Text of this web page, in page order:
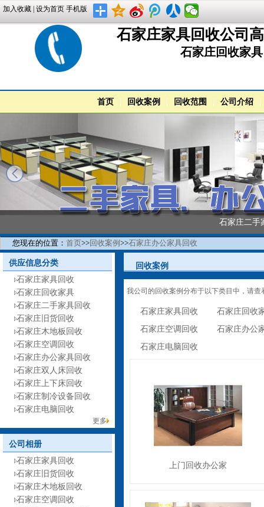
加入收藏 设为首页 手机版
石家庄家具回收公司
石家庄回收家
首页 回收案例 回收范围 公司介绍
石家庄二手
您现在的位置： 首页>>回收案例 >>石家庄办公家具回收
供应信息分类
石家庄家具回收
石家庄回收家具
石家庄二手家具回收
石家庄旧货回收
石家庄木地板回收
石家庄空调回收
石家庄办公家具回收
石家庄双人床回收
石家庄上下床回收
石家庄制冷设备回收
石家庄电脑回收
更多
公司相册
石家庄家具回收
石家庄旧货回收
石家庄木地板回收
石家庄空调回收
回收案例
我公司的回收案例分布于以下类目中，请查
石家庄家具回收
石家庄回收
石家庄空调回收
石家庄办公
石家庄电脑回收
上门回收办公家